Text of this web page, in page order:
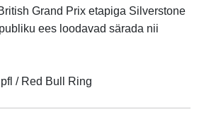
Grand Prix etapiga Silverstone
ees loodavad särada nii
/ Red Bull Ring